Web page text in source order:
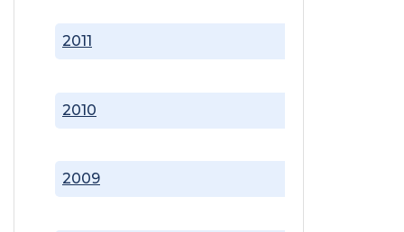
2009
2010
2011